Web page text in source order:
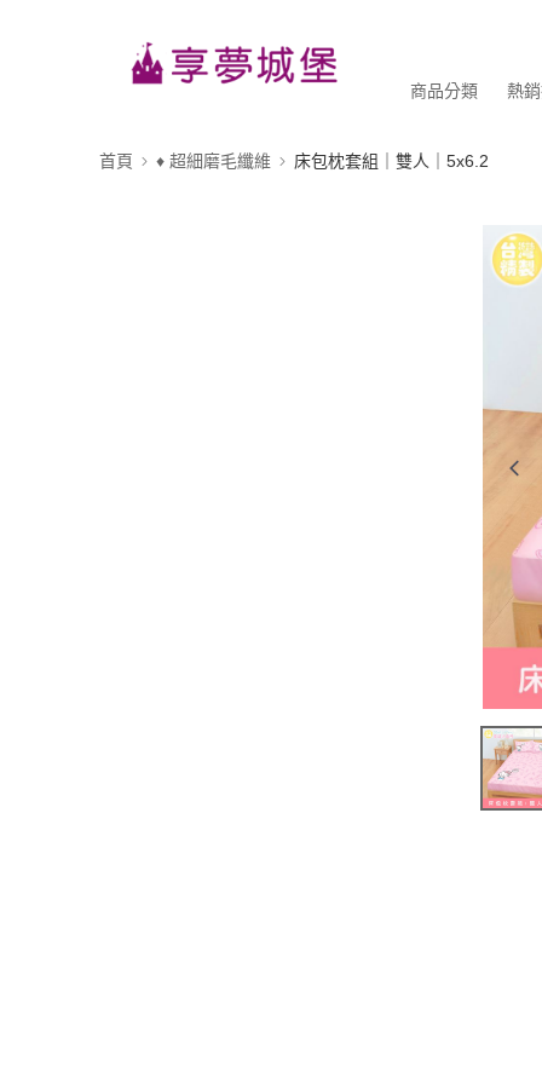
商品分類 熱
首頁 ♦ 超細磨毛纖維 床包枕套組｜雙人｜5x6.2